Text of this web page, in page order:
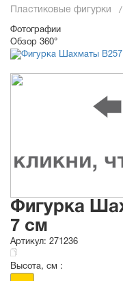
Пластиковые фигурки
Фотографии
Обзор 360°
Фигурка
7 см
Артикул: 271236
Высота, см :